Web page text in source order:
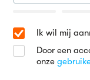
Ik wil mij
Door een
onze